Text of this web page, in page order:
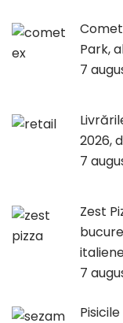
Park,
7
2026,
7
Zest
7